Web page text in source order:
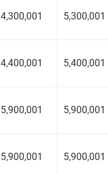
4,300,001 5,300,001
4,400,001 5,400,001
5,900,001 5,900,001
5,900,001 5,900,001